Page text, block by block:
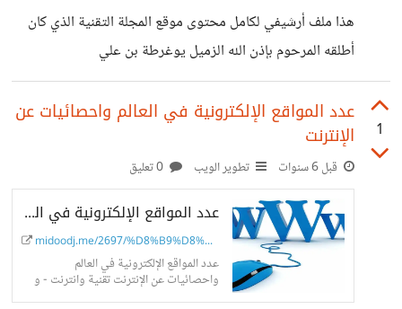
نشرة بريدية للمختصّين والمبتدئين في المجال تساعدهم على
التطوير. > يمكنكم الانضمام إلى المجتمع الآن من خلال مجموعة
https://www.linkedin.com/groups/8907346/ > كما
هذا ملف أرشيفي لكامل محتوى موقع المجلة التقنية الذي كان
أطلقه المرحوم بإذن الله الزميل يوغرطة بن علي
[@djug]‍ https://ia801402.us.archive.org/27/item
s/it-scoop/it-scoop.pdf شكر خاص للزميل طريف ماندو
المحتوى عالي الجودة وحتمًا سوف تستفيد منه، ولا تنسى
مشاركته مع أصدقائك لتكن صدقة جارية على روح الفقيد.
1
عدد المواقع الإلكترونية في العالم واحصائيات عن
الإنترنت
قبل 6 سنوات تطوير الويب
عدد المواقع الإلكترونية في العالم واحصائيات عن الإنترنت - مدونة محمود - احصائيات 2020 للإنترنت
midoodj.me/2697/%D8%B9%D8%A...
عدد المواقع الإلكترونية في العالم
واحصائيات عن الإنترنت تقنية وانترنت - و
عدد مستخدمين الإنترنت في العالم حتى عام